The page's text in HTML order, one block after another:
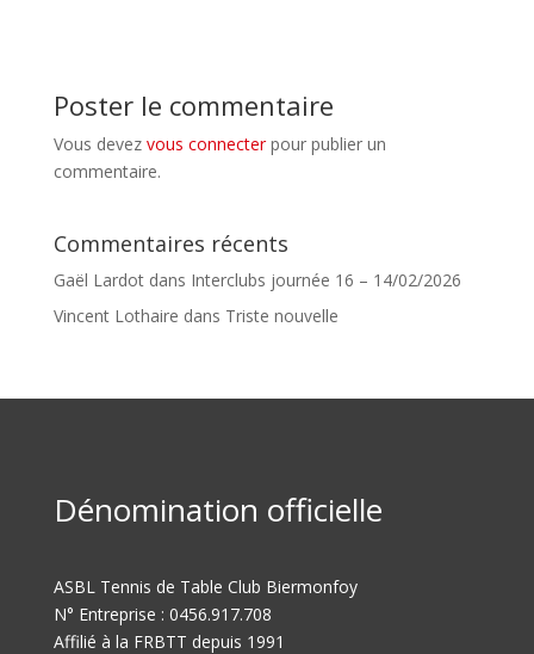
Poster le commentaire
Vous devez vous connecterpour publier un
commentaire.
Commentaires récents
Gaël Lardotdans Interclubs journée 16 – 14/02/2026
Vincent Lothaire dans Triste nouvelle
Dénomination officielle
ASBL Tennis de Table Club Biermonfoy
N° Entreprise : 0456.917.708
Affilié à la FRBTT depuis 1991